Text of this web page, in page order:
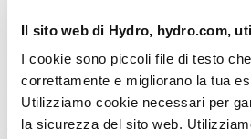
Il sito web di Hydro, hydro.com,
I cookie sono piccoli file di testo
correttamente e migliorano la tua
Utilizziamo cookie necessari per
la sicurezza del sito web.
Produzione:lavorazione di precisione
trattamenti termici e superficiali.
Controllo:verifiche del primo articolo e
secondo necessità.
Validazione:verificare la stabilità